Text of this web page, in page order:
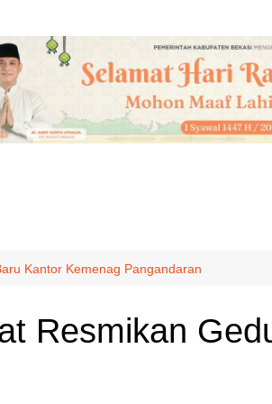
Kantor Kemenag Pangandaran
Resmikan